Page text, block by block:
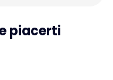
piacerti